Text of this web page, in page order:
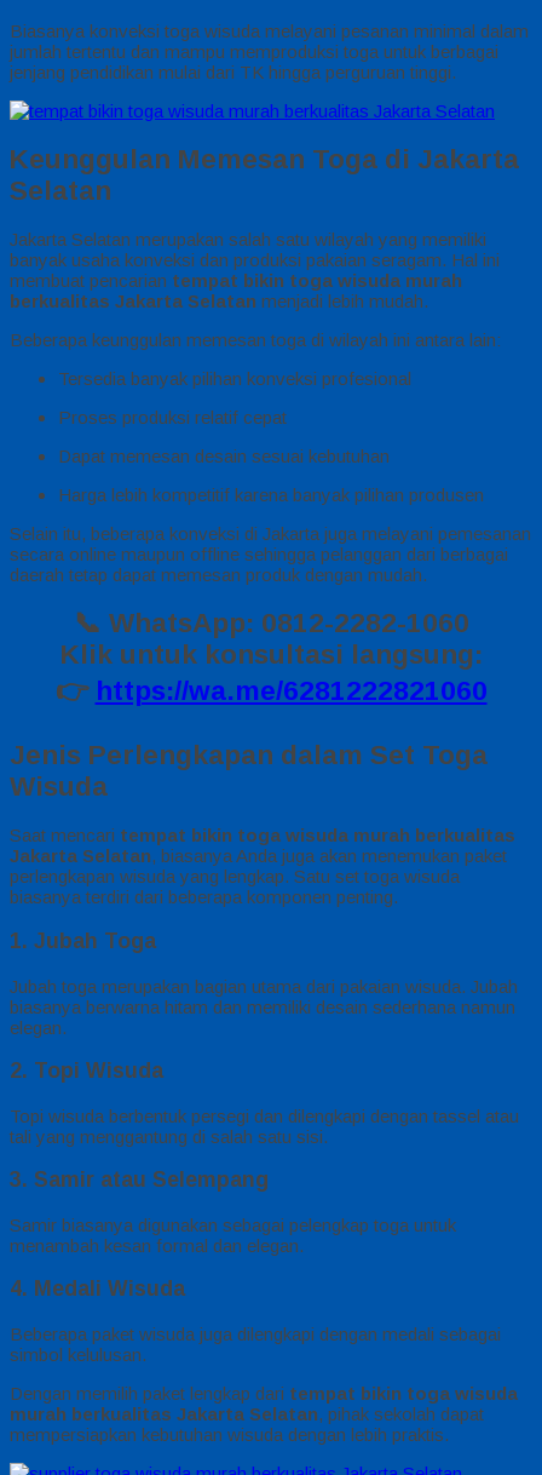
Biasanya konveksi toga wisuda melayani pesanan minimal dalam
jumlah tertentu dan mampu memproduksi toga untuk berbagai
jenjang pendidikan mulai dari TK hingga perguruan tinggi.
Keunggulan Memesan Toga di Jakarta
Selatan
Jakarta Selatan merupakan salah satu wilayah yang memiliki
banyak usaha konveksi dan produksi pakaian seragam. Hal ini
membuat pencarian tempat bikin toga wisuda murah
berkualitas Jakarta Selatan menjadi lebih mudah.
Beberapa keunggulan memesan toga di wilayah ini antara lain:
Tersedia banyak pilihan konveksi profesional
Proses produksi relatif cepat
Dapat memesan desain sesuai kebutuhan
Harga lebih kompetitif karena banyak pilihan produsen
Selain itu, beberapa konveksi di Jakarta juga melayani pemesanan
secara online maupun offline sehingga pelanggan dari berbagai
daerah tetap dapat memesan produk dengan mudah.
📞 WhatsApp: 0812-2282-1060
Klik untuk konsultasi langsung:
👉 https://wa.me/6281222821060
Jenis Perlengkapan dalam Set Toga
Wisuda
Saat mencari tempat bikin toga wisuda murah berkualitas
Jakarta Selatan, biasanya Anda juga akan menemukan paket
perlengkapan wisuda yang lengkap. Satu set toga wisuda
biasanya terdiri dari beberapa komponen penting.
1. Jubah Toga
Jubah toga merupakan bagian utama dari pakaian wisuda. Jubah
biasanya berwarna hitam dan memiliki desain sederhana namun
elegan.
2. Topi Wisuda
Topi wisuda berbentuk persegi dan dilengkapi dengan tassel atau
tali yang menggantung di salah satu sisi.
3. Samir atau Selempang
Samir biasanya digunakan sebagai pelengkap toga untuk
menambah kesan formal dan elegan.
4. Medali Wisuda
Beberapa paket wisuda juga dilengkapi dengan medali sebagai
simbol kelulusan.
Dengan memilih paket lengkap dari tempat bikin toga wisuda
murah berkualitas Jakarta Selatan, pihak sekolah dapat
mempersiapkan kebutuhan wisuda dengan lebih praktis.